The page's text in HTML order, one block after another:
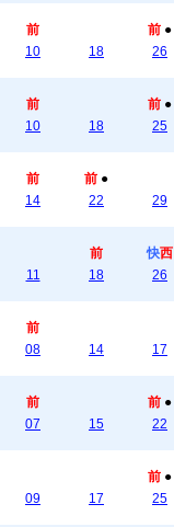
前
10
18
前 ●
26
前
10
18
前 ●
25
前
14
前 ●
22
29
11
前
18
快西
26
前
08
14 17
前
07
15
前 ●
22
09 17
前 ●
25